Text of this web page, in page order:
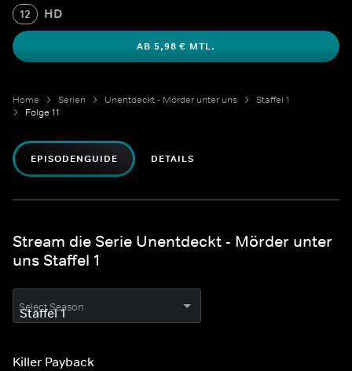
der Mörder bei dem Versuch, die Beweise zu vernichten, einen
fatalen Fehler beging.
12 HD
AB 5,98 € MTL.
Home Serien Unentdeckt - Mörder unter uns
Staffel 1
Folge 11
EPISODENGUIDE DETAILS
Stream die Serie Unentdeckt - Mörder unter
uns Staffel 1
Select Season
Killer Payback